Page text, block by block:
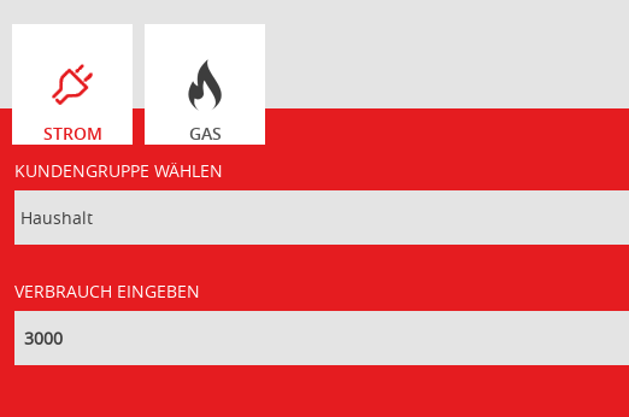
STROM
GAS
KUNDENGRUPPE WÄHLEN
VERBRAUCH EINGEBEN